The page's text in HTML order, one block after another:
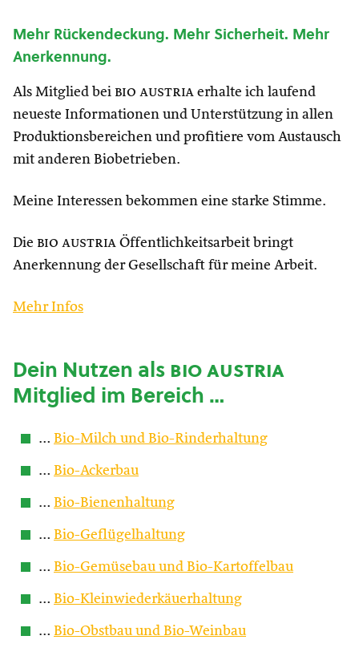
Mehr Rückendeckung. Mehr Sicherheit. Mehr
Anerkennung.
Als Mitglied bei bio austria erhalte ich laufend
neueste Informationen und Unterstützung in allen
Produktionsbereichen und profitiere vom Austausch
mit anderen Biobetrieben.
Meine Interessen bekommen eine starke Stimme.
Die bio austria Öffentlichkeitsarbeit bringt
Anerkennung der Gesellschaft für meine Arbeit.
Mehr Infos
Dein Nutzen alsbio austria
Mitglied im Bereich …
… Bio-Milch und Bio-Rinderhaltung
… Bio-Ackerbau
… Bio-Bienenhaltung
… Bio-Geflügelhaltung
… Bio-Gemüsebau und Bio-Kartoffelbau
… Bio-Kleinwiederkäuerhaltung
… Bio-Obstbau und Bio-Weinbau